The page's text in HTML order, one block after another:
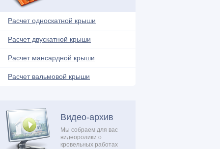
Обрешетка (4)
Обустройство балкона (4)
Односкатная крыша (16)
Ондулин (7)
Профнастил (18)
Ремонтные работы (21)
Системы обогрева (3)
Расчет односкатной крыши
Расчет двускатной крыши
Расчет мансардной крыши
Расчет вальмовой крыши
Видео-архив
Мы собраем для вас
видеоролики о
кровельных работах